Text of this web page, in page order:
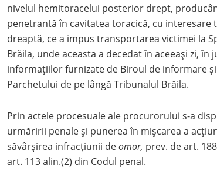
nivelul hemitoracelui posterior drept,
penetrantă în cavitatea toracică, cu
dreaptă, ce a impus transportarea victimei la
Brăila, unde aceasta a decedat în aceeași zi, în
informațiilor furnizate de Biroul de informare
Parchetului de pe lângă Tribunalul Brăila.
Prin actele procesuale ale procurorului s-a
urmăririi penale şi punerea în mişcarea a
săvârşirea infracţiunii deomor, prev. de art.
art. 113 alin.(2) din Codul penal.